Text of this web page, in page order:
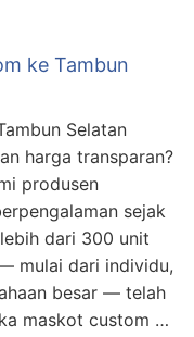
ke Tambun
Selatan
harga transparan?
produsen
sejak
dari 300 unit
mulai dari individu,
besar — telah
maskot custom …